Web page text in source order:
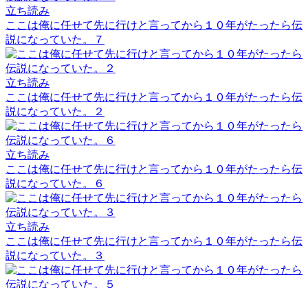
立ち読み
ここは俺に任せて先に行けと言ってから１０年がたったら伝
説になっていた。７
立ち読み
ここは俺に任せて先に行けと言ってから１０年がたったら伝
説になっていた。２
立ち読み
ここは俺に任せて先に行けと言ってから１０年がたったら伝
説になっていた。６
立ち読み
ここは俺に任せて先に行けと言ってから１０年がたったら伝
説になっていた。３